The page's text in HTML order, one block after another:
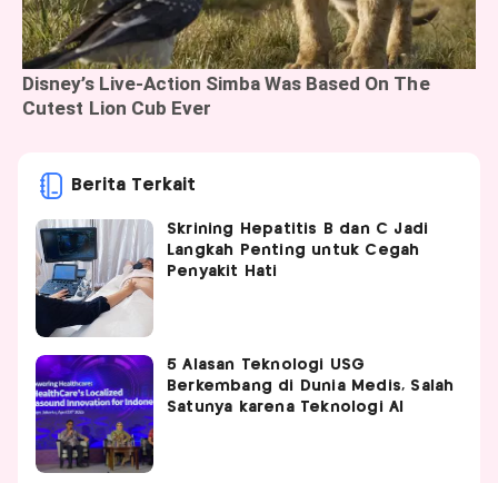
Berita Terkait
Skrining Hepatitis B dan C Jadi
Langkah Penting untuk Cegah
Penyakit Hati
5 Alasan Teknologi USG
Berkembang di Dunia Medis, Salah
Satunya karena Teknologi AI